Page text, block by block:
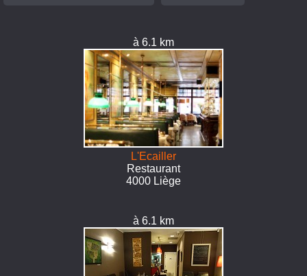
à 6.1 km
L'Ecailler
Restaurant
4000 Liège
à 6.1 km